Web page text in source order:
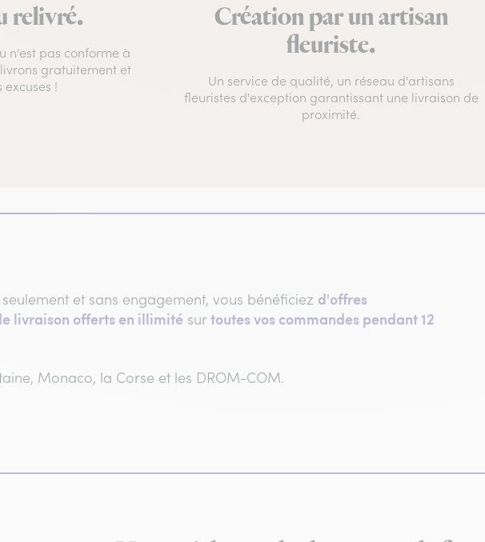
relivré.
n'est pas conforme à
gratuitement et
excuses !
Création par un artisan
fleuriste.
Un service de qualité, un réseau d'artisans
fleuristes d'exception garantissant une livraison de
proximité.
seulement et sans engagement, vous bénéficiez d'offres
livraison offerts en illimité surtoutes vos commandes pendant 12
Monaco, la Corse et les DROM-COM.